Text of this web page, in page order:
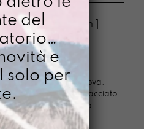
10 x 17,5 x 6,5cm ]
LO VOGLIO
laboratorio di Padova.
pacco sempre tracciato.
superiore ai 100 euro.
del
e
solo per